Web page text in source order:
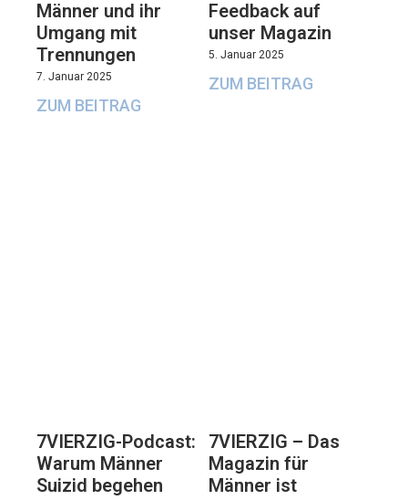
Männer und ihr
Umgang mit
Trennungen
7. Januar 2025
ZUM BEITRAG
Feedback auf
unser Magazin
5. Januar 2025
ZUM BEITRAG
7VIERZIG-Podcast:
Warum Männer
Suizid begehen
7VIERZIG – Das
Magazin für
Männer ist